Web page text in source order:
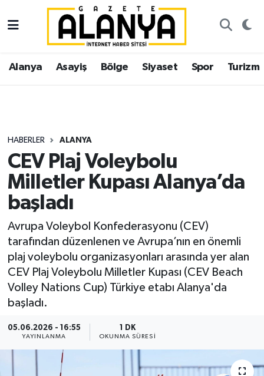
Alanya Asayiş Bölge Siyaset Spor Turizm
HABERLER ALANYA
CEV Plaj Voleybolu
Milletler Kupası Alanya’da
başladı
Avrupa Voleybol Konfederasyonu (CEV)
tarafından düzenlenen ve Avrupa’nın en önemli
plaj voleybolu organizasyonları arasında yer alan
CEV Plaj Voleybolu Milletler Kupası (CEV Beach
Volley Nations Cup) Türkiye etabı Alanya'da
başladı.
05.06.2026 - 16:55
YAYINLANMA
1 DK
OKUNMA SÜRESI
Alanya
Asayiş
Siyaset
Spor
Turizm
Ekonomi
Gazipaşa
İstanbul Nöbetçi Eczaneler
İstanbul Hava Durumu
Süper Lig Puan Durumu ve Fikstür
Tüm Manşetler
Son Dakika Haberleri
Haber Arşivi